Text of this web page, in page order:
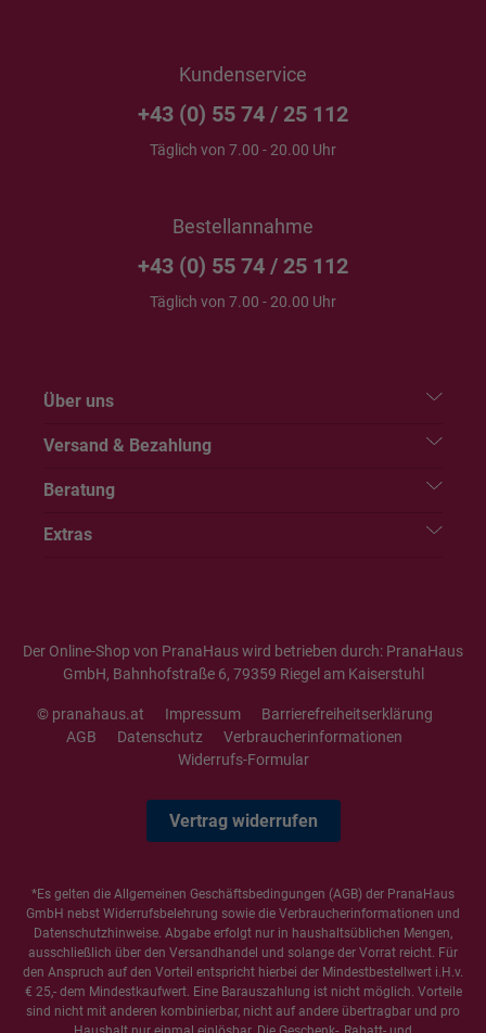
Kundenservice
+43 (0) 55 74 / 25 112
Täglich von 7.00 - 20.00 Uhr
Bestellannahme
+43 (0) 55 74 / 25 112
Täglich von 7.00 - 20.00 Uhr
Über uns
Versand & Bezahlung
Beratung
Extras
Der Online-Shop von PranaHaus wird betrieben durch: PranaHaus
GmbH, Bahnhofstraße 6, 79359 Riegel am Kaiserstuhl
© pranahaus.at Impressum
Barrierefreiheitserklärung
AGB
Datenschutz
Verbraucherinformationen
Widerrufs-Formular
Vertrag widerrufen
*Es gelten die Allgemeinen Geschäftsbedingungen (AGB) der PranaHaus
GmbH nebst Widerrufsbelehrung sowie die Verbraucherinformationen und
Datenschutzhinweise. Abgabe erfolgt nur in haushaltsüblichen Mengen,
ausschließlich über den Versandhandel und solange der Vorrat reicht. Für
den Anspruch auf den Vorteil entspricht hierbei der Mindestbestellwert i.H.v.
€ 25,- dem Mindestkaufwert. Eine Barauszahlung ist nicht möglich. Vorteile
sind nicht mit anderen kombinierbar, nicht auf andere übertragbar und pro